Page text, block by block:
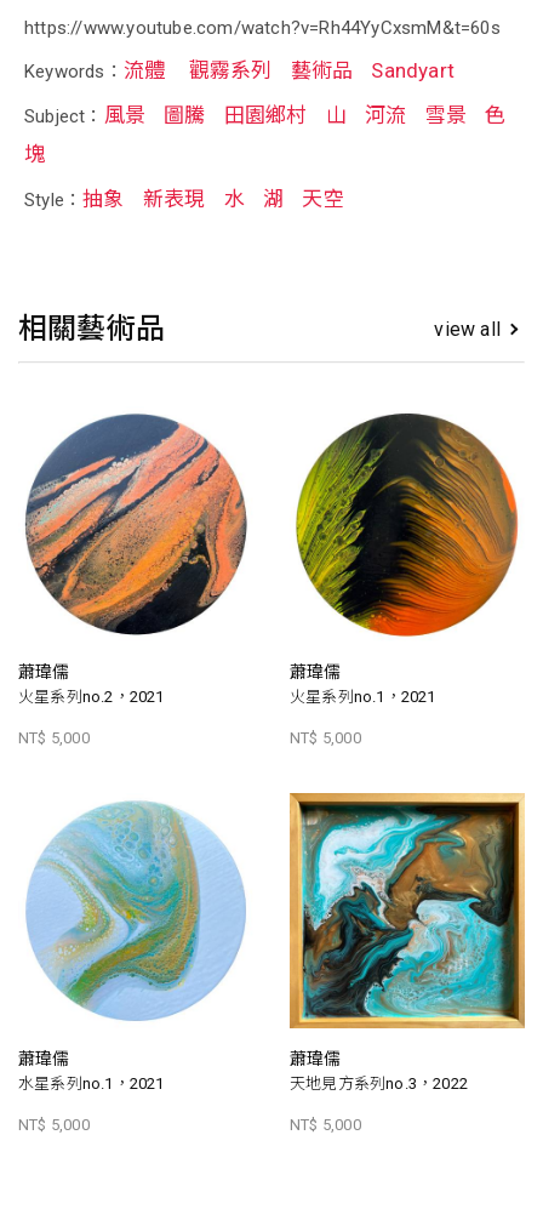
https://www.youtube.com/watch?v=Rh44YyCxsmM&t=60s
Keywords： 流體 觀霧系列 藝術品 Sandyart
Subject： 風景 圖騰 田園鄉村 山 河流 雪景
色
塊
Style：抽象 新表現 水 湖 天空
相關藝術品 view all
蕭瑋儒
火星系列no.2，2021
NT$ 5,000
蕭瑋儒
火星系列no.1，2021
NT$ 5,000
蕭瑋儒
水星系列no.1，2021
NT$ 5,000
蕭瑋儒
天地見方系列no.3，2022
NT$ 5,000